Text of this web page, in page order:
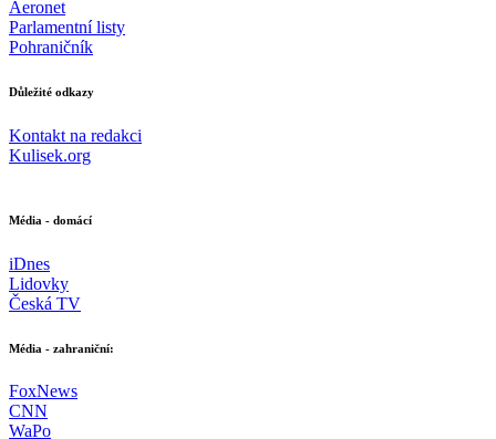
Aeronet
Parlamentní listy
Pohraničník
Důležité odkazy
Kontakt na redakci
Kulisek.org
Média - domácí
iDnes
Lidovky
Česká TV
Média - zahraniční:
FoxNews
CNN
WaPo